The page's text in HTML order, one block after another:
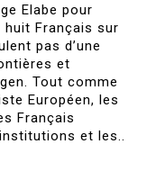
Elabe pour
huit Français sur
pas d’une
et
Tout comme
Européen, les
Français
et les..